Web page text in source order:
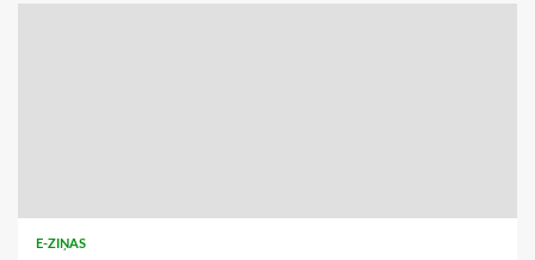
E-ZIŅAS